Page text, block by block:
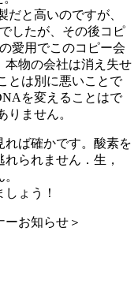
と高いのですが、
したが、その後コピ
愛用でこのコピー会
本物の会社は消え失せ
とは別に悪いことで
を変えることはで
りません。
れば確かです。酸素を
られません．生，
ょう！
ーお知らせ＞